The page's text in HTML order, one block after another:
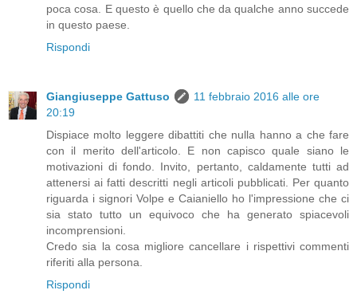
poca cosa. E questo è quello che da qualche anno succede
in questo paese.
Rispondi
Giangiuseppe Gattuso
11 febbraio 2016 alle ore
20:19
Dispiace molto leggere dibattiti che nulla hanno a che fare
con il merito dell'articolo. E non capisco quale siano le
motivazioni di fondo. Invito, pertanto, caldamente tutti ad
attenersi ai fatti descritti negli articoli pubblicati. Per quanto
riguarda i signori Volpe e Caianiello ho l'impressione che ci
sia stato tutto un equivoco che ha generato spiacevoli
incomprensioni.
Credo sia la cosa migliore cancellare i rispettivi commenti
riferiti alla persona.
Rispondi